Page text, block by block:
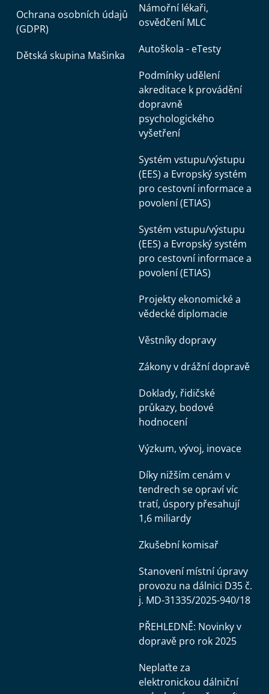
Ochrana osobních údajů
(GDPR)
Dětská skupina Mašinka
Námořní lékaři,
osvědčení MLC
Autoškola - eTesty
Podmínky udělení
akreditace k provádění
dopravně
psychologického
vyšetření
Systém vstupu/výstupu
(EES) a Evropský systém
pro cestovní informace a
povolení (ETIAS)
Systém vstupu/výstupu
(EES) a Evropský systém
pro cestovní informace a
povolení (ETIAS)
Projekty ekonomické a
vědecké diplomacie
Věstníky dopravy
Zákony v drážní dopravě
Doklady, řidičské
průkazy, bodové
hodnocení
Výzkum, vývoj, inovace
Díky nižším cenám v
tendrech se opraví víc
tratí, úspory přesahují
1,6 miliardy
Zkušební komisař
Stanovení místní úpravy
provozu na dálnici D35 č.
j. MD-31335/2025-940/18
PŘEHLEDNĚ: Novinky v
dopravě pro rok 2025
Neplaťte za
elektronickou dálniční